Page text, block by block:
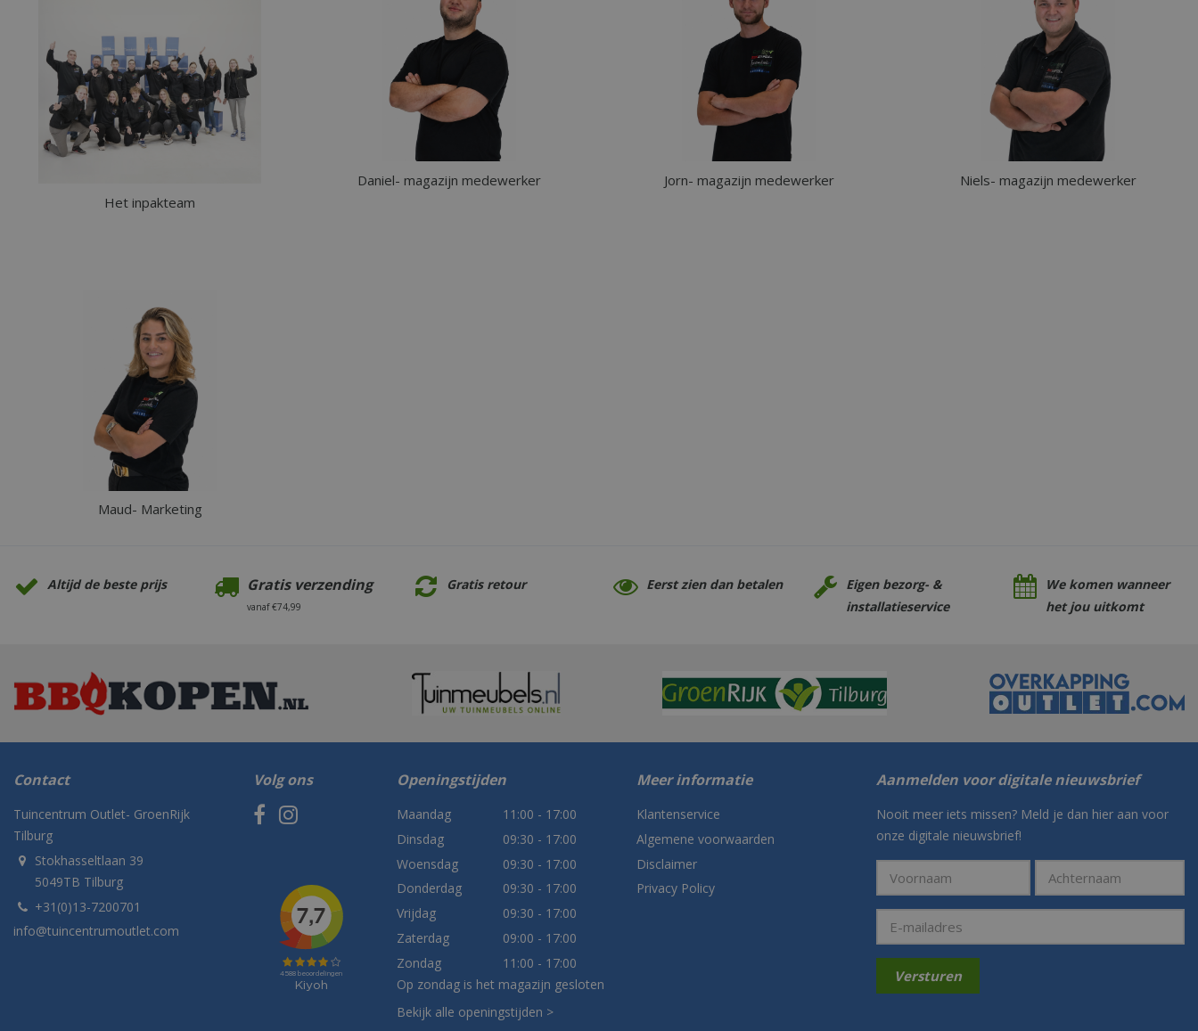
Het inpakteam
Daniel- magazijn medewerker Jorn- magazijn medewerker Niels- magazijn medewerker
Maud- Marketing
Altijd de beste prijs Gratis verzending
vanaf €74,99
Gratis retour Eerst zien dan betalen
Eigen bezorg- &
installatieservice
We komen wanneer
het jou uitkomt
Contact
Tuincentrum Outlet- GroenRijk
Tilburg
Stokhasseltlaan 39
5049TB Tilburg
+31(0)13-7200701
info@tuincentrumoutlet.com
Volg ons Openingstijden
Maandag
11:00 - 17:00
Dinsdag
09:30 - 17:00
Woensdag
09:30 - 17:00
Donderdag
09:30 - 17:00
Vrijdag
09:30 - 17:00
Zaterdag
09:00 - 17:00
Zondag
11:00 - 17:00
Op zondag is het magazijn gesloten
Bekijk alle openingstijden >
Meer informatie
Klantenservice
Algemene voorwaarden
Disclaimer
Privacy Policy
Aanmelden voor digitale nieuwsbrief
Nooit meer iets missen? Meld je dan hier aan voor
onze digitale nieuwsbrief!